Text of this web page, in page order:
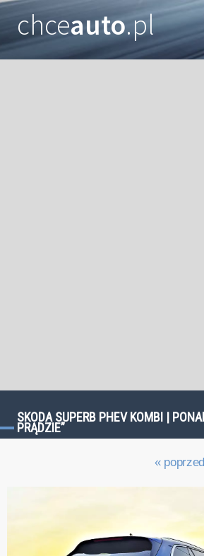
chceauto.pl
SKODA SUPERB PHEV KOMBI |
PRĄDZIE”
«